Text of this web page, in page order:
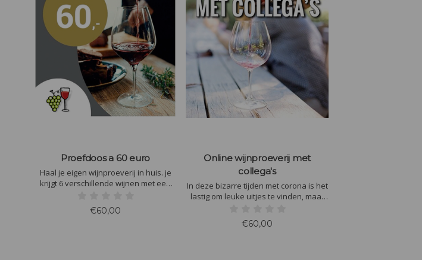
Proefdoos a 60 euro
Haal je eigen wijnproeverij in huis. je
krijgt 6 verschillende wijnen met een
Ook krijg je de wijn/spijs tips erbij
geleverd. In de doos zitten 2
€60,00
Online wijnproeverij met
collega's
In deze bizarre tijden met corona is het
lastig om leuke uitjes te vinden, maar
wijnproeverij met collega's. Je krijgt van
ons 6 volle flessen met wijn en wat
€60,00